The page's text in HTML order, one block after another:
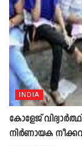
INDIA
കോളേജ്
നി‍ർണായക